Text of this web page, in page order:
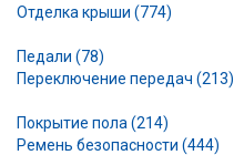
Отделка крыши (774)
Педали (78)
Переключение передач (213)
Покрытие пола (214)
Ремень безопасности (444)